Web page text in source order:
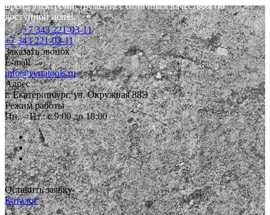
Бренд электроинструмента с отличным качеством по
доступной цене!
+7 343 221-03-11
+7 343 221-03-11
Заказать звонок
E-mail
info@vertatools.ru
Адрес
г. Екатеринбург, ул. Окружная 88Э
Режим работы
Пн. – Пт.: с 9:00 до 18:00
Оставить заявку
Каталог